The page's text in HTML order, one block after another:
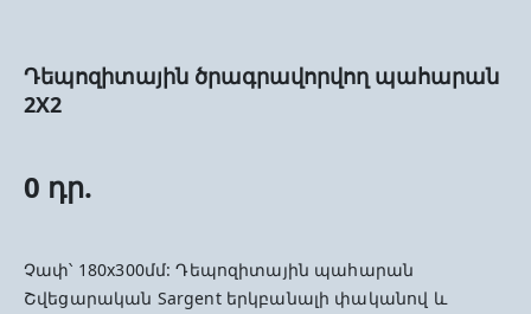
Դեպոզիտային ծրագրավորվող պահարան
2Х2
0 դր.
Չափ՝ 180x300մմ: Դեպոզիտային պահարան
Շվեցարական Sargent երկբանալի փականով և